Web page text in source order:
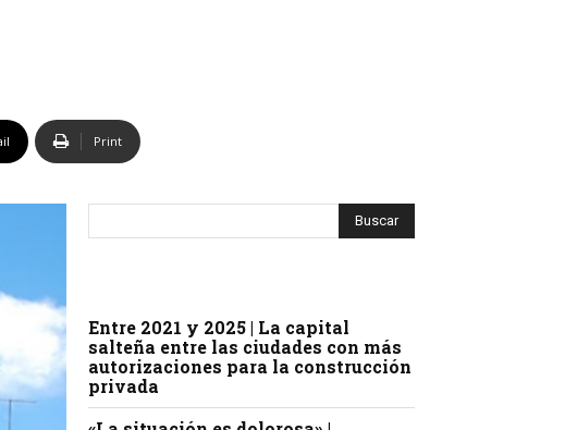
Print
Entre 2021 y 2025 | La capital
salteña entre las ciudades con más
autorizaciones para la construcción
privada